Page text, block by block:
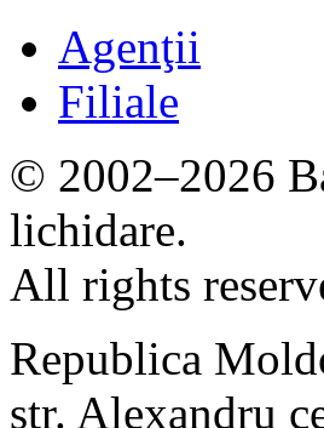
Agenţii
Filiale
© 2002–2026
lichidare.
All rights
Republica
str. Alexandru